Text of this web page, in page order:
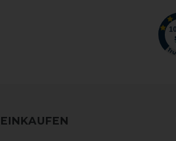
EINKAUFEN